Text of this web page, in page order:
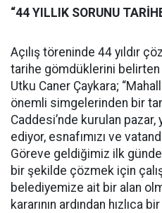
“44 YILLIK SORUNU
Açılış töreninde 44 yıldır
tarihe gömdüklerini belirten
Utku Caner Çaykara;
önemli simgelerinden bir
Caddesi’nde kurulan
ediyor, esnafımızı ve
Göreve geldiğimiz ilk
bir şekilde çözmek için
belediyemize ait bir alan
kararının ardından hızlıca